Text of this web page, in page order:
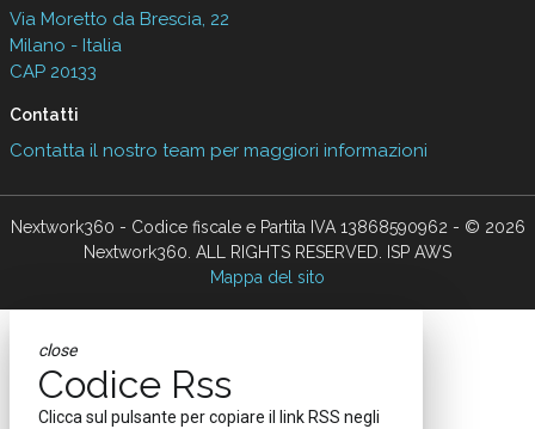
Via Moretto da Brescia, 22
Milano - Italia
CAP 20133
Contatti
Contatta il nostro team per maggiori informazioni
Nextwork360 - Codice fiscale e Partita IVA 13868590962 - © 2026
Nextwork360. ALL RIGHTS RESERVED. ISP AWS
Mappa del sito
close
Codice Rss
Clicca sul pulsante per copiare il link RSS negli